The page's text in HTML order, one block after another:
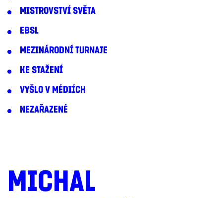
MISTROVSTVÍ SVĚTA
EBSL
MEZINÁRODNÍ TURNAJE
KE STAŽENÍ
VYŠLO V MÉDIÍCH
NEZAŘAZENÉ
MICHAL